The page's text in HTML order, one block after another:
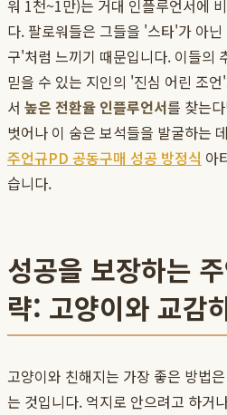
워 1천~1만)는 거대 인플루언서에
다. 팔로워들은 그들을 '스타'가 아
구'처럼 느끼기 때문입니다. 이들의
믿을 수 있는 지인의 '진심 어린 조
서 높은 전환율 인플루언서를 찾는
벗어나 이 숨은 보석들을 발굴하는
주언규PD 공동구매 성공 방정식 아
습니다.
성공을 보장하는
략: 고양이와 교감
고양이와 친해지는 가장 좋은 방법
는 것입니다. 억지로 안으려고 하거